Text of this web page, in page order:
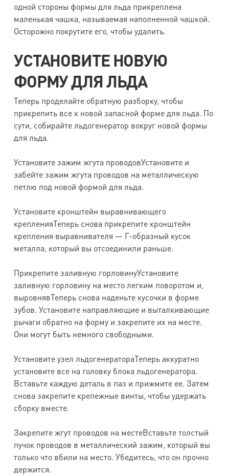
одной стороны формы для льда прикреплена
маленькая чашка, называемая наполненной чашкой.
Осторожно покрутите его, чтобы удалить.
УСТАНОВИТЕ НОВУЮ
ФОРМУ ДЛЯ ЛЬДА
Теперь проделайте обратную разборку, чтобы
прикрепить все к новой запасной форме для льда. По
сути, собирайте льдогенератор вокруг новой формы
для льда.
Установите зажим жгута проводовУстановите и
забейте зажим жгута проводов на металлическую
петлю под новой формой для льда.
Установите кронштейн выравнивающего
крепленияТеперь снова прикрепите кронштейн
крепления выравнивателя — Г-образный кусок
металла, который вы отсоединили раньше.
Прикрепите заливную горловинуУстановите
заливную горловину на место легким поворотом и,
выровнявТеперь снова наденьте кусочки в форме
зубов. Установите направляющие и выталкивающие
рычаги обратно на форму и закрепите их на месте.
Они могут быть немного свободными.
Установите узел льдогенератораТеперь аккуратно
установите все на головку блока льдогенератора.
Вставьте каждую деталь в паз и прижмите ее. Затем
снова закрепите крепежные винты, чтобы удержать
сборку вместе.
Закрепите жгут проводов на местеВставьте толстый
пучок проводов в металлический зажим, который вы
только что вбили на место. Убедитесь, что он прочно
держится.